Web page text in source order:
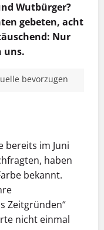
Wutbürger?
gebeten, acht
Nur
uns.
bevorzugen
bereits im Juni
haben
bekannt.
Zeitgründen“
nicht einmal